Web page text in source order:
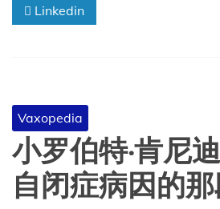
苗
（第
十
部
分）
Linkedin
Vaxopedia
小罗伯特·肯尼
自闭症病因的